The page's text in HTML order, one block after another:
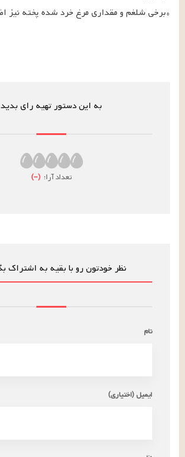
*برخی شلغم و مقداری مرغ خرد شده پخته نیز
به این دستور تهیه رای بدید
تعداد آرا: (
–
)
نظر خودتون رو با بقیه به اشتراک
نام
ایمیل (اختیاری)